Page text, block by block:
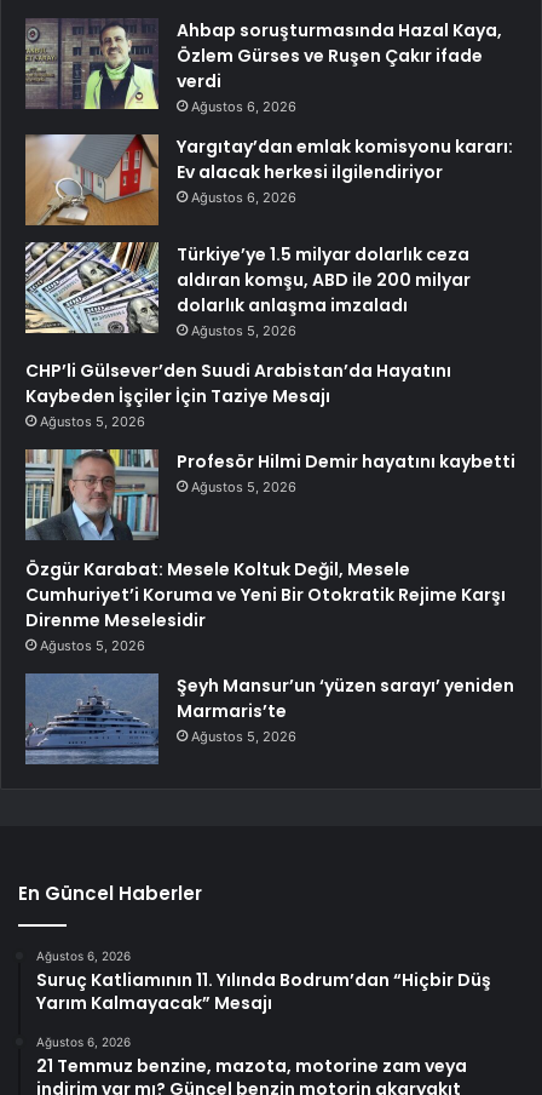
Ahbap soruşturmasında Hazal Kaya,
Özlem Gürses ve Ruşen Çakır ifade
verdi
Ağustos 6, 2026
Yargıtay’dan emlak komisyonu kararı:
Ev alacak herkesi ilgilendiriyor
Ağustos 6, 2026
Türkiye’ye 1.5 milyar dolarlık ceza
aldıran komşu, ABD ile 200 milyar
dolarlık anlaşma imzaladı
Ağustos 5, 2026
CHP’li Gülsever’den Suudi Arabistan’da Hayatını
Kaybeden İşçiler İçin Taziye Mesajı
Ağustos 5, 2026
Profesör Hilmi Demir hayatını kaybetti
Ağustos 5, 2026
Özgür Karabat: Mesele Koltuk Değil, Mesele
Cumhuriyet’i Koruma ve Yeni Bir Otokratik Rejime Karşı
Direnme Meselesidir
Ağustos 5, 2026
Şeyh Mansur’un ‘yüzen sarayı’ yeniden
Marmaris’te
Ağustos 5, 2026
En Güncel Haberler
Ağustos 6, 2026
Suruç Katliamının 11. Yılında Bodrum’dan “Hiçbir Düş
Yarım Kalmayacak” Mesajı
Ağustos 6, 2026
21 Temmuz benzine, mazota, motorine zam veya
indirim var mı? Güncel benzin motorin akaryakıt